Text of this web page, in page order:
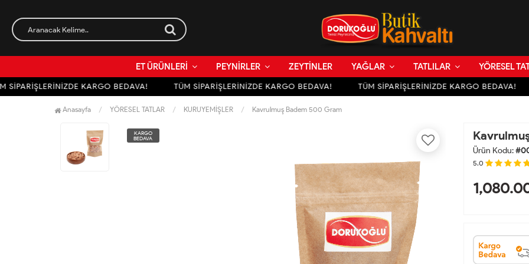
ET ÜRÜNLERİ PEYNİRLER ZEYTİNLER YAĞLAR TATLILAR YÖRESEL
KARGO BEDAVA! TÜM SİPARİŞLERİNİZDE KARGO BEDAVA! TÜM SİPARİŞLERİNİZDE KARGO BEDAVA!
Anasayfa YÖRESEL TATLAR KURUYEMİŞLER Kavrulmuş Badem 500 Gram
KARGO
BEDAVA
Ürün Kodu:
5.0